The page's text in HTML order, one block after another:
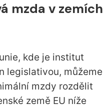
mzda v zemích
kde je institut
legislativou, můžeme
mzdy rozdělit
země EU níže